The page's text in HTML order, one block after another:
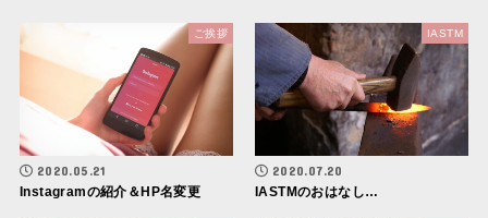
ご挨拶
2020.05.21
Instagramの紹介＆HP名変更
IASTM
2020.07.20
IASTMのおはなし…